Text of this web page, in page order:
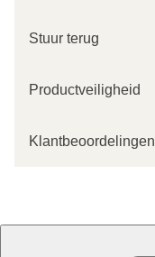
Stuur terug
Productveiligheid
Klantbeoordelingen